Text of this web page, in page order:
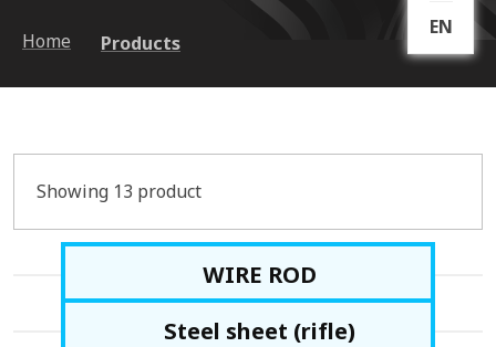
EN
Home Products
Showing 13 product
WIRE ROD
Steel sheet (rifle)